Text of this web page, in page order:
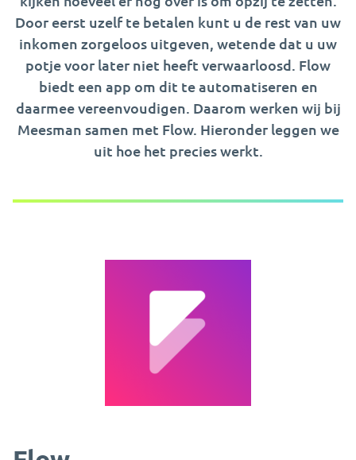
Door eerst uzelf te betalen kunt u de rest van uw
inkomen zorgeloos uitgeven, wetende dat u uw
potje voor later niet heeft verwaarloosd. Flow
biedt een app om dit te automatiseren en
daarmee vereenvoudigen. Daarom werken wij bij
Meesman samen met Flow. Hieronder leggen we
uit hoe het precies werkt.